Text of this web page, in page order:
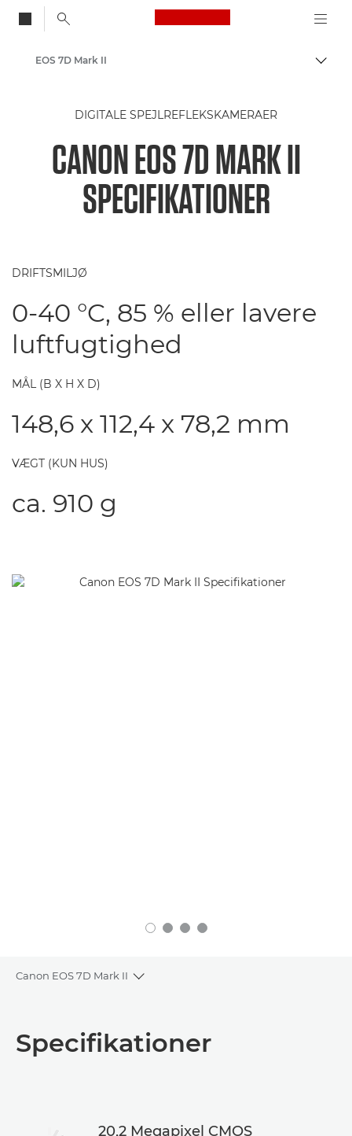
Canon Logo, back
Skift
EOS 7D Mark II
DIGITALE SPEJLREFLEKSKAMERAER
CANON EOS 7D MARK II
SPECIFIKATIONER
DRIFTSMILJØ
0-40 °C, 85 % eller lavere
luftfugtighed
MÅL (B X H X D)
148,6 x 112,4 x 78,2 mm
VÆGT (KUN HUS)
ca. 910 g
Canon EOS 7D Mark II
Toggle breadcrumbs
Specifikationer
Specifikationer
20,2 Megapixel CMOS